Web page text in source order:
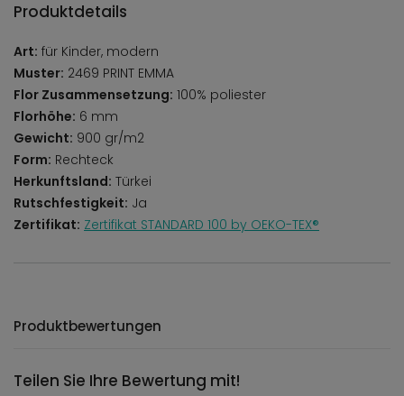
Produktdetails
Art: für Kinder, modern
Muster: 2469 PRINT EMMA
Flor Zusammensetzung: 100% poliester
Florhöhe: 6 mm
Gewicht: 900 gr/m2
Form: Rechteck
Herkunftsland: Türkei
Rutschfestigkeit: Ja
Zertifikat: Zertifikat STANDARD 100 by OEKO-TEX®
Produktbewertungen
Teilen Sie Ihre Bewertung mit!